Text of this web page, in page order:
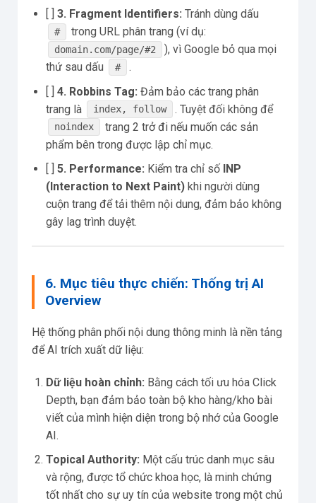
[ ] 3. Fragment Identifiers: Tránh dùng dấu
# trong URL phân trang (ví dụ:
domain.com/page/#2
), vì Google bỏ qua mọi
thứ sau dấu
#
.
[ ] 4. Robbins Tag: Đảm bảo các trang phân
trang là
index, follow . Tuyệt đối không để
noindex
trang 2 trở đi nếu muốn các sản
phẩm bên trong được lập chỉ mục.
[ ] 5. Performance: Kiểm tra chỉ số INP
(Interaction to Next Paint) khi người dùng
cuộn trang để tải thêm nội dung, đảm bảo không
gây lag trình duyệt.
6. Mục tiêu thực chiến: Thống trị AI
Overview
Hệ thống phân phối nội dung thông minh là nền tảng
để AI trích xuất dữ liệu:
Dữ liệu hoàn chỉnh: Bằng cách tối ưu hóa Click
Depth, bạn đảm bảo toàn bộ kho hàng/kho bài
viết của mình hiện diện trong bộ nhớ của Google
AI.
Topical Authority: Một cấu trúc danh mục sâu
và rộng, được tổ chức khoa học, là minh chứng
tốt nhất cho sự uy tín của website trong một chủ